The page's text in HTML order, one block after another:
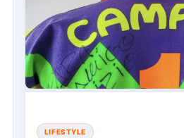
LIFESTYLE